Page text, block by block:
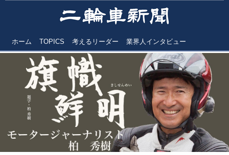
ホーム TOPICS 考えるリーダー 業界人インタビュー